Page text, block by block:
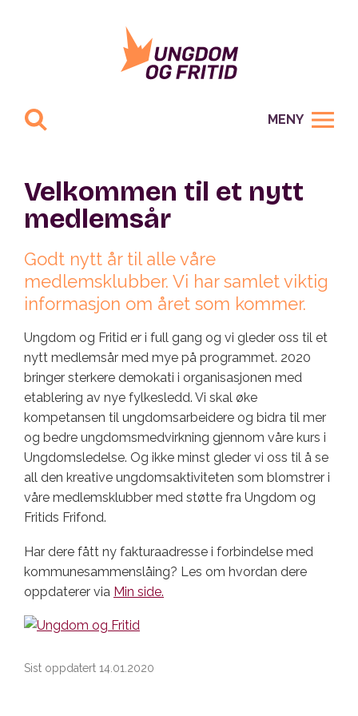
MENY
Velkommen til et nytt
medlemsår
Godt nytt år til alle våre
medlemsklubber. Vi har samlet viktig
informasjon om året som kommer.
Ungdom og Fritid er i full gang og vi gleder oss til et
nytt medlemsår med mye på programmet. 2020
bringer sterkere demokati i organisasjonen med
etablering av nye fylkesledd. Vi skal øke
kompetansen til ungdomsarbeidere og bidra til mer
og bedre ungdomsmedvirkning gjennom våre kurs i
Ungdomsledelse. Og ikke minst gleder vi oss til å se
all den kreative ungdomsaktiviteten som blomstrer i
våre medlemsklubber med støtte fra Ungdom og
Fritids Frifond.
Har dere fått ny fakturaadresse i forbindelse med
kommunesammenslåing? Les om hvordan dere
oppdaterer via Min side.
Sist oppdatert 14.01.2020